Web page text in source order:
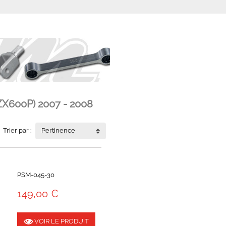
2007 - 2008
Trier par : Pertinence
PSM-045-30
149,00 €
VOIR LE PRODUIT